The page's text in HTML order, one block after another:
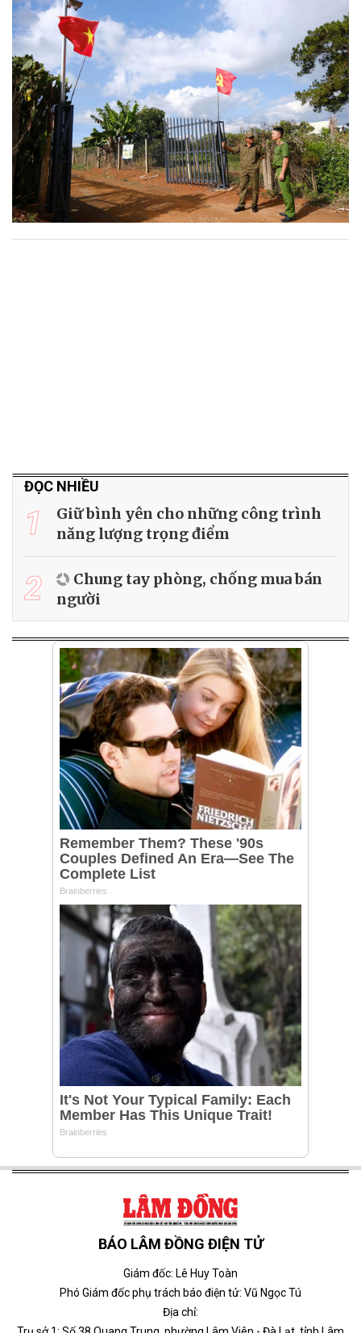
ĐỌC NHIỀU
1
Giữ bình yên cho những công trình
năng lượng trọng điểm
2
Chung tay phòng, chống mua bán
người
BÁO LÂM ĐỒNG ĐIỆN TỬ
Giám đốc: Lê Huy Toàn
Phó Giám đốc phụ trách báo điện tử: Vũ Ngọc Tú
Địa chỉ: